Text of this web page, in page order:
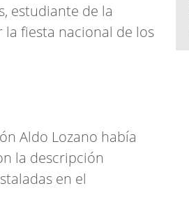
estudiante de la
fiesta nacional de los
Aldo Lozano había
la descripción
en el